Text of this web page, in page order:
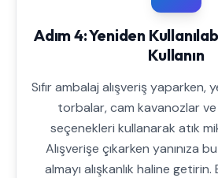
Adım 4: Yeniden
Kullanın
Sıfır ambalaj alışveriş yaparken,
torbalar, cam kavanozlar
seçenekleri kullanarak atık
Alışverişe çıkarken yanınıza
almayı alışkanlık haline